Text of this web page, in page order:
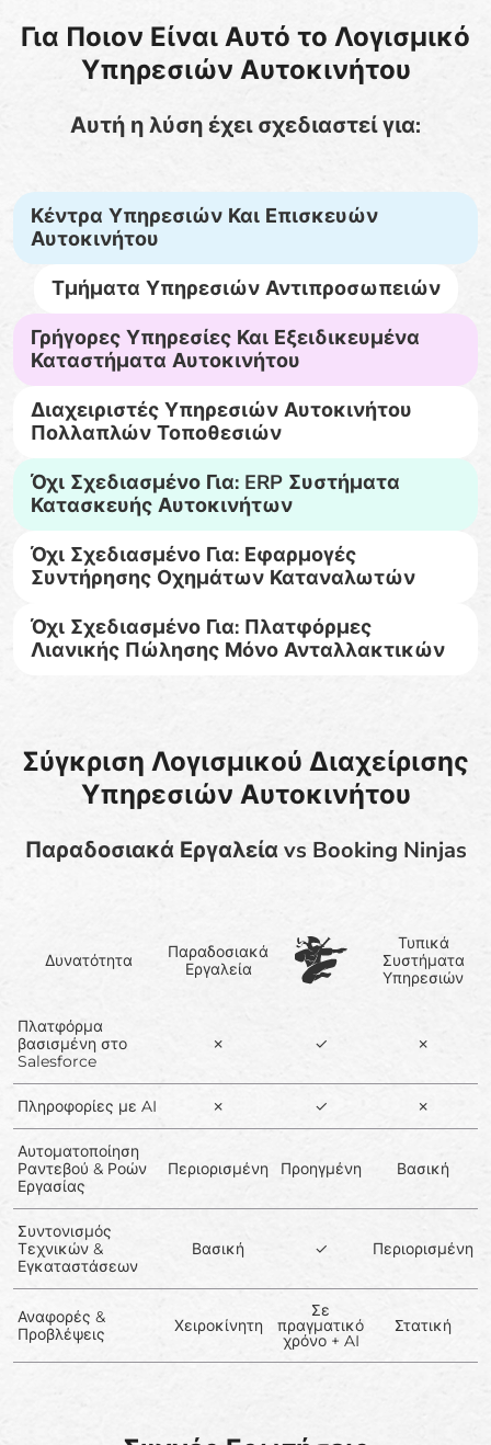
Για Ποιον Είναι Αυτό το Λογισμικό
Υπηρεσιών Αυτοκινήτου
Αυτή η λύση έχει σχεδιαστεί για:
Κέντρα Υπηρεσιών Και Επισκευών
Αυτοκινήτου
Τμήματα Υπηρεσιών Αντιπροσωπειών
Γρήγορες Υπηρεσίες Και Εξειδικευμένα
Καταστήματα Αυτοκινήτου
Διαχειριστές Υπηρεσιών Αυτοκινήτου
Πολλαπλών Τοποθεσιών
Όχι Σχεδιασμένο Για: ERP Συστήματα
Κατασκευής Αυτοκινήτων
Όχι Σχεδιασμένο Για: Εφαρμογές
Συντήρησης Οχημάτων Καταναλωτών
Όχι Σχεδιασμένο Για: Πλατφόρμες
Λιανικής Πώλησης Μόνο Ανταλλακτικών
Σύγκριση Λογισμικού Διαχείρισης
Υπηρεσιών Αυτοκινήτου
Παραδοσιακά Εργαλεία vs Booking Ninjas
Δυνατότητα
Παραδοσιακά
Εργαλεία
Τυπικά
Συστήματα
Υπηρεσιών
Πλατφόρμα
βασισμένη στο
Salesforce
✗ ✓ ✗
Πληροφορίες με AI ✗ ✓ ✗
Αυτοματοποίηση
Ραντεβού & Ροών
Εργασίας
Περιορισμένη Προηγμένη Βασική
Συντονισμός
Τεχνικών &
Εγκαταστάσεων
Βασική ✓ Περιορισμένη
Αναφορές &
Προβλέψεις
Χειροκίνητη
Σε
πραγματικό
χρόνο + AI
Στατική